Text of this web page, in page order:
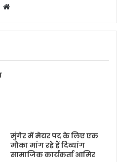
b
मुंगेर में मेयर पद के लिए एक
मौका मांग रहे हैं दिव्यांग
सामाजिक कार्यकर्ता आमिर